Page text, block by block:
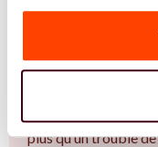
Vous êtes
Vous êtes
l'accompagnement
plus qu’un trouble